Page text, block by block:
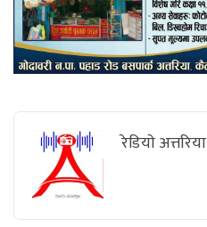
रेडियाे अत्तरिया